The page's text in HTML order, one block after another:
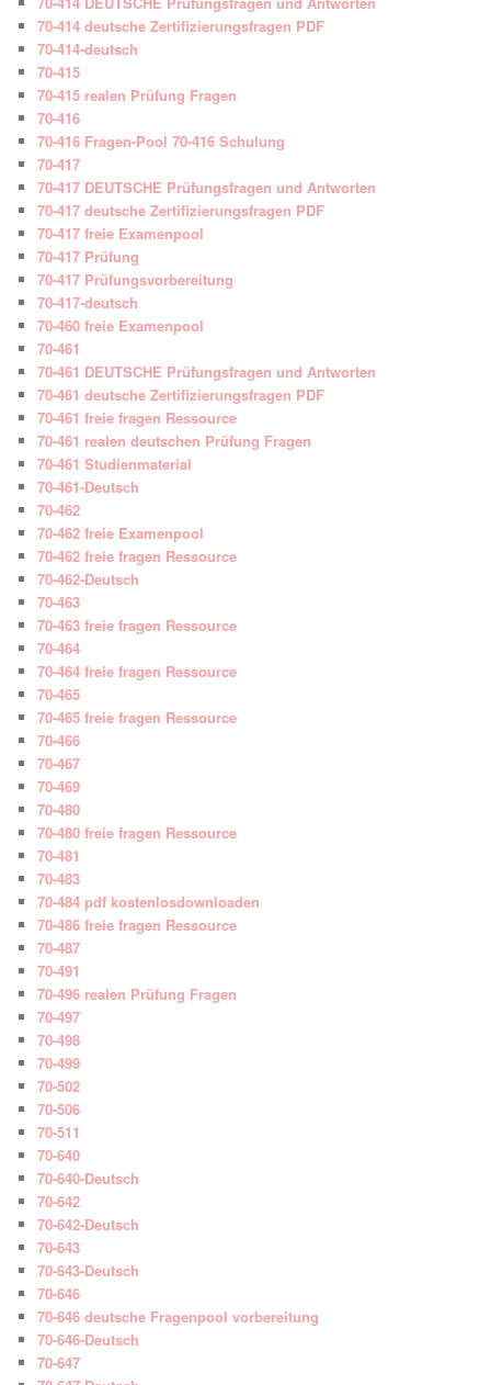
70-414 deutsche Zertifizierungsfragen PDF
70-414-deutsch
70-415
70-415 realen Prüfung Fragen
70-416
70-416 Fragen-Pool 70-416 Schulung
70-417
70-417 DEUTSCHE Prüfungsfragen und Antworten
70-417 deutsche Zertifizierungsfragen PDF
70-417 freie Examenpool
70-417 Prüfung
70-417 Prüfungsvorbereitung
70-417-deutsch
70-460 freie Examenpool
70-461
70-461 DEUTSCHE Prüfungsfragen und Antworten
70-461 deutsche Zertifizierungsfragen PDF
70-461 freie fragen Ressource
70-461 realen deutschen Prüfung Fragen
70-461 Studienmaterial
70-461-Deutsch
70-462
70-462 freie Examenpool
70-462 freie fragen Ressource
70-462-Deutsch
70-463
70-463 freie fragen Ressource
70-464
70-464 freie fragen Ressource
70-465
70-465 freie fragen Ressource
70-466
70-467
70-469
70-480
70-480 freie fragen Ressource
70-481
70-483
70-484 pdf kostenlosdownloaden
70-486 freie fragen Ressource
70-487
70-491
70-496 realen Prüfung Fragen
70-497
70-498
70-499
70-502
70-506
70-511
70-640
70-640-Deutsch
70-642
70-642-Deutsch
70-643
70-643-Deutsch
70-646
70-646 deutsche Fragenpool vorbereitung
70-646-Deutsch
70-647